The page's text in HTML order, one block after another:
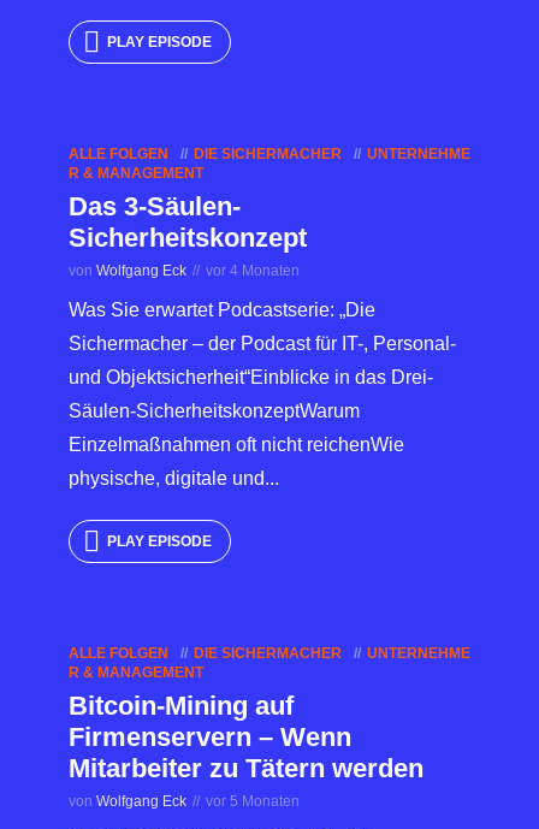
PLAY EPISODE
ALLE FOLGEN DIE SICHERMACHER
UNTERNEHME
R & MANAGEMENT
Das 3-Säulen-
Sicherheitskonzept
von Wolfgang Eck vor 4 Monaten
Was Sie erwartet Podcastserie: „Die
Sichermacher – der Podcast für IT-, Personal-
und Objektsicherheit“Einblicke in das Drei-
Säulen-SicherheitskonzeptWarum
Einzelmaßnahmen oft nicht reichenWie
physische, digitale und...
PLAY EPISODE
ALLE FOLGEN DIE SICHERMACHER
UNTERNEHME
R & MANAGEMENT
Bitcoin-Mining auf
Firmenservern – Wenn
Mitarbeiter zu Tätern werden
von Wolfgang Eck vor 5 Monaten